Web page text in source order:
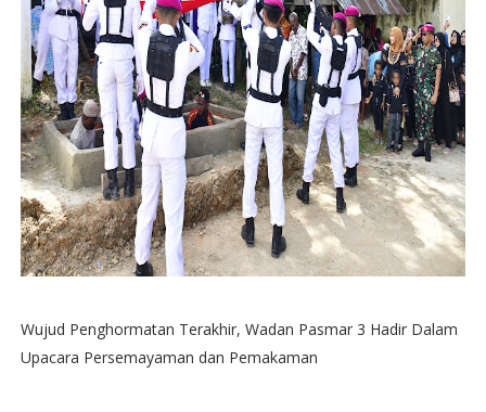
Wujud Penghormatan Terakhir, Wadan Pasmar 3 Hadir Dalam
Upacara Persemayaman dan Pemakaman